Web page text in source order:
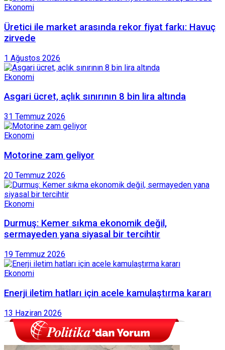
Ekonomi
Üretici ile market arasında rekor fiyat farkı: Havuç
zirvede
1 Ağustos 2026
Ekonomi
Asgari ücret, açlık sınırının 8 bin lira altında
31 Temmuz 2026
Ekonomi
Motorine zam geliyor
20 Temmuz 2026
Ekonomi
Durmuş: Kemer sıkma ekonomik değil,
sermayeden yana siyasal bir tercihtir
19 Temmuz 2026
Ekonomi
Enerji iletim hatları için acele kamulaştırma kararı
13 Haziran 2026